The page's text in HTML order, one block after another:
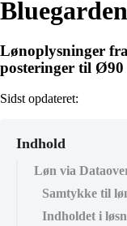
Bluegarden
Lønoplysninger
posteringer til
Sidst opdateret:
Indhold
Løn via
Samtykke til
Indholdet i